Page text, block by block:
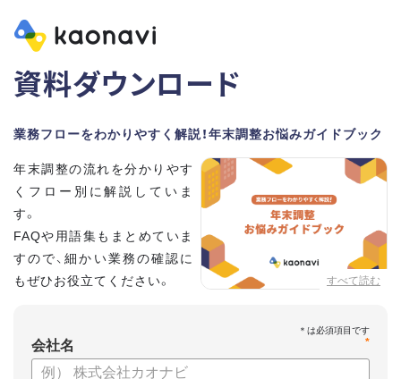
資料ダウンロード
業務フローをわかりやすく解説！年末調整お悩みガイドブック
すべて読む
年末調整の流れを分かりやす
くフロー別に解説していま
す。
FAQや用語集もまとめていま
すので、細かい業務の確認に
もぜひお役立てください。
*
会社名